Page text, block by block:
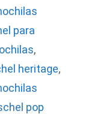
para
,
heritage,
pop